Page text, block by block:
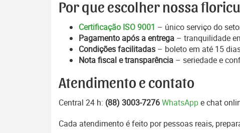
Por que escolher nossa
Certificação ISO 9001 – único serviço do
Pagamento após a entrega – tranquilidade
Condições facilitadas – boleto em até 15
Nota fiscal e transparência – seriedade e
Atendimento e contato
Central 24 h: (88) 3003-7276WhatsAppe chat
Cada atendimento é feito por pessoas reais,